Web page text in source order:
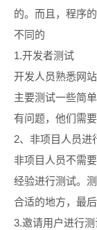
的。而且，程序
不同的
1.开发者测试
开发人员熟悉网
主要测试一些简
有问题，他们需
2、非项目人员进
非项目人员不需
经验进行测试。
合适的地方，最
3.邀请用户进行测